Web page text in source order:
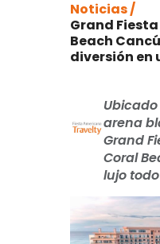
Noticias /
Grand
Beach
diversión en
arena
Grand
Coral
lujo